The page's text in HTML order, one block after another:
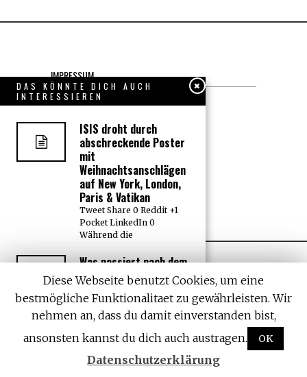
IMPRESSUM
Datenschutzerklärung
KONTAKT
Über uns, den “Wächter”
All rights reserved. Designed by Withemes
Diese Webseite benutzt Cookies, um eine
bestmögliche Funktionalitaet zu gewährleisten. Wir
nehmen an, dass du damit einverstanden bist,
ansonsten kannst du dich auch austragen.
OK
Datenschutzerklärung
DAS KÖNNTE DICH AUCH
INTERESSIEREN
ISIS droht durch
abschreckende Poster
mit
Weihnachtsanschlägen
auf New York, London,
Paris & Vatikan
Tweet Share 0 Reddit +1
Pocket LinkedIn 0
Während die
Was passiert nach dem
Untergang von ISIS?
Hier steht das, was
Ihnen sonst nicht
gesagt wird
Pocket LinkedIn 0
Amerikas Feldzug,